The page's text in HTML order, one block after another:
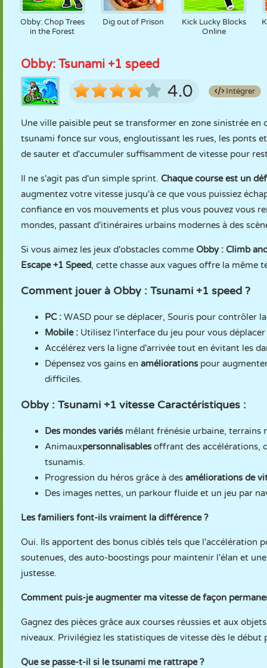
Obby: Chop Trees
in the Forest
Dig out of Prison
Kick Lucky Blocks
Online
Obby: Tsunami +1 speed
4.0 Intégrer
Une ville paisible peut se transformer en zone sinistrée en
tsunami fonce sur vous, engloutissant les rues, les ponts
de sauter et d'accumuler suffisamment de vitesse pour
Il ne s'agit pas d'un simple sprint. Chaque course est un
augmentez votre vitesse jusqu'à ce que vous puissiez
confiance en vos mouvements et plus vous pouvez vous
mondes, passant d'itinéraires urbains modernes à des
Si vous aimez les jeux d'obstacles comme Obby : Climb
Escape +1 Speed, cette chasse aux vagues offre la même
Comment jouer à Obby : Tsunami +1 speed ?
PC : WASD pour se déplacer, Souris pour contrôler
Mobile : Utilisez l'interface du jeu pour vous
Accélérez vers la ligne d'arrivée tout en évitant les
Dépensez vos gains en améliorationspour
difficiles.
Obby : Tsunami +1 vitesse Caractéristiques :
Des mondes variésmêlant frénésie urbaine, terrains
Animauxpersonnalisablesoffrant des accélérations,
tsunamis.
Progression du héros grâce à des améliorations de
Des images nettes, un parkour fluide et un jeu par
Les familiers font-ils vraiment la différence ?
Oui. Ils apportent des bonus ciblés tels que l'accélération
soutenues, des auto-boostings pour maintenir l'élan et
justesse.
Comment puis-je augmenter ma vitesse de façon
Gagnez des pièces grâce aux courses réussies et aux
niveaux. Privilégiez les statistiques de vitesse dès le
Que se passe-t-il si le tsunami me rattrape ?